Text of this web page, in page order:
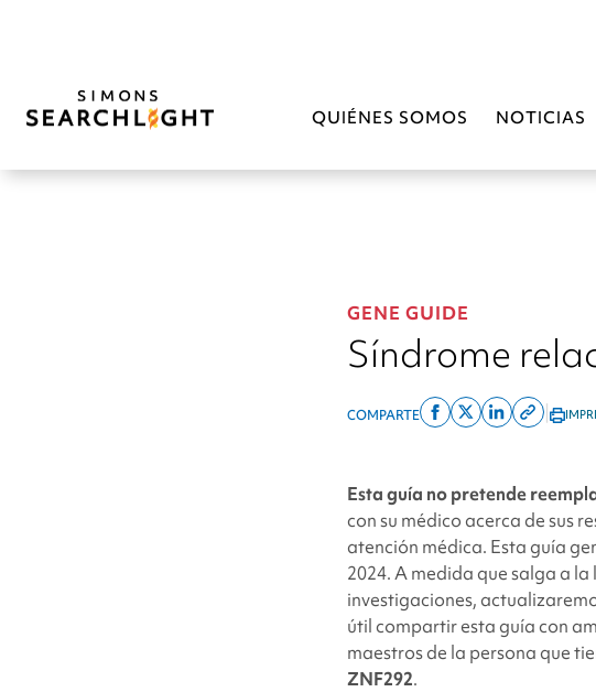
QUIÉNES SOMOS NOTICIAS
GENE GUIDE
Síndrome
COMPARTE
Share
facebook
Share
twitter
Share
linkedin
Copy
link
|
Esta guía no pretende
con su médico acerca de sus
atención médica. Esta guía
2024. A medida que salga a
investigaciones,
útil compartir esta guía con
maestros de la persona que
ZNF292.